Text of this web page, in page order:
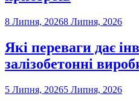
8 Липня, 20268 Липня, 2026
Які переваги дає
залізобетонні
5 Липня, 20265 Липня, 2026